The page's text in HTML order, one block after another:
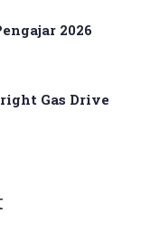
2026
Gas Drive